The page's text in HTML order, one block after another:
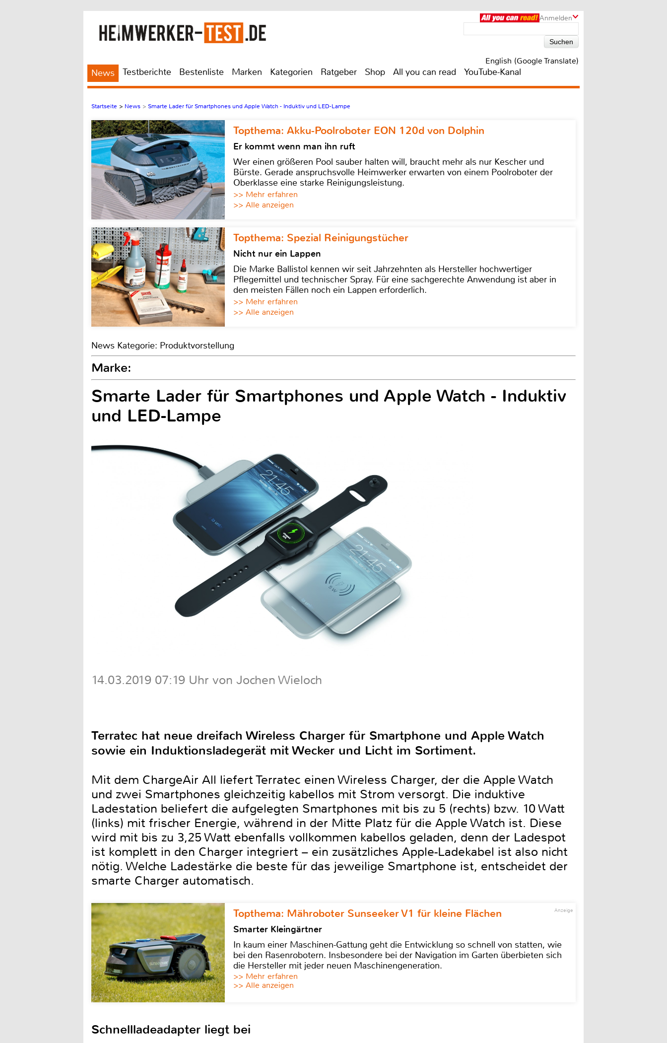
Anmelden
English (Google Translate)
News Testberichte Bestenliste Marken Kategorien Ratgeber Shop All you can read YouTube-Kanal
Startseite > News > Smarte Lader für Smartphones und Apple Watch - Induktiv und LED-Lampe
Topthema: Akku-Poolroboter EON 120d von Dolphin
Er kommt wenn man ihn ruft
Wer einen größeren Pool sauber halten will, braucht mehr als nur Kescher und
Bürste. Gerade anspruchsvolle Heimwerker erwarten von einem Poolroboter der
Oberklasse eine starke Reinigungsleistung.
>> Mehr erfahren
>> Alle anzeigen
Topthema: Spezial Reinigungstücher
Nicht nur ein Lappen
Die Marke Ballistol kennen wir seit Jahrzehnten als Hersteller hochwertiger
Pflegemittel und technischer Spray. Für eine sachgerechte Anwendung ist aber in
den meisten Fällen noch ein Lappen erforderlich.
>> Mehr erfahren
>> Alle anzeigen
News Kategorie: Produktvorstellung
Marke:
Smarte Lader für Smartphones und Apple Watch - Induktiv
und LED-Lampe
14.03.2019 07:19 Uhr von Jochen Wieloch
Terratec hat neue dreifach Wireless Charger für Smartphone und Apple Watch
sowie ein Induktionsladegerät mit Wecker und Licht im Sortiment.
Mit dem ChargeAir All liefert Terratec einen Wireless Charger, der die Apple Watch
und zwei Smartphones gleichzeitig kabellos mit Strom versorgt. Die induktive
Ladestation beliefert die aufgelegten Smartphones mit bis zu 5 (rechts) bzw. 10 Watt
(links) mit frischer Energie, während in der Mitte Platz für die Apple Watch ist. Diese
wird mit bis zu 3,25 Watt ebenfalls vollkommen kabellos geladen, denn der Ladespot
ist komplett in den Charger integriert – ein zusätzliches Apple-Ladekabel ist also nicht
nötig. Welche Ladestärke die beste für das jeweilige Smartphone ist, entscheidet der
smarte Charger automatisch.
Anzeige
Topthema: Mähroboter Sunseeker V1 für kleine Flächen
Smarter Kleingärtner
In kaum einer Maschinen-Gattung geht die Entwicklung so schnell von statten, wie
bei den Rasenrobotern. Insbesondere bei der Navigation im Garten überbieten sich
die Hersteller mit jeder neuen Maschinengeneration.
>> Mehr erfahren
>> Alle anzeigen
Schnellladeadapter liegt bei